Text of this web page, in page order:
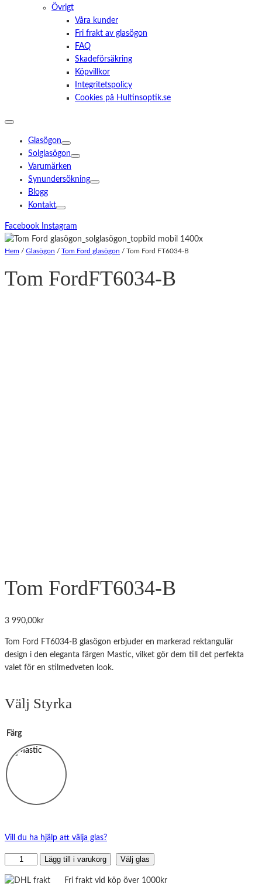
Övrigt
Våra kunder
Fri frakt av glasögon
FAQ
Skadeförsäkring
Köpvillkor
Integritetspolicy
Cookies på Hultinsoptik.se
Glasögon
Solglasögon
Varumärken
Synundersökning
Blogg
Kontakt
Facebook Instagram
Hem / Glasögon / Tom Ford glasögon / Tom Ford FT6034-B
Tom FordFT6034-B
Tom FordFT6034-B
3 990,00kr
Tom Ford FT6034-B glasögon erbjuder en markerad rektangulär
design i den eleganta färgen Mastic, vilket gör dem till det perfekta
valet för en stilmedveten look.
Välj Styrka
Färg
Vill du ha hjälp att välja glas?
FT6034-
Lägg till i varukorg Välj glas
Fri frakt vid köp över 1000kr